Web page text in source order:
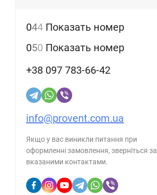
044 Показать номер
050 Показать номер
+38 097 783-66-42
info@provent.com.ua
Якщо у вас виникли питання при
оформленні замовлення, зверніться за
вказаними контактами.